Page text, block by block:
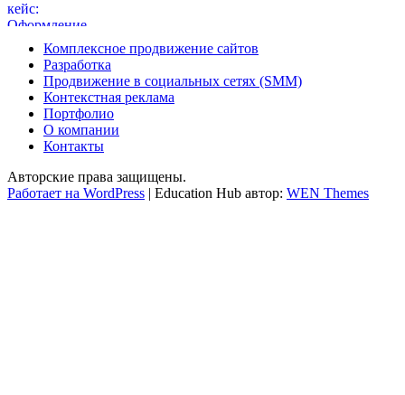
Комплексное продвижение сайтов
Разработка
Продвижение в социальных сетях (SMM)
Контекстная реклама
Портфолио
О компании
Контакты
Авторские права защищены.
Работает на WordPress | Education Hub автор: WEN Themes